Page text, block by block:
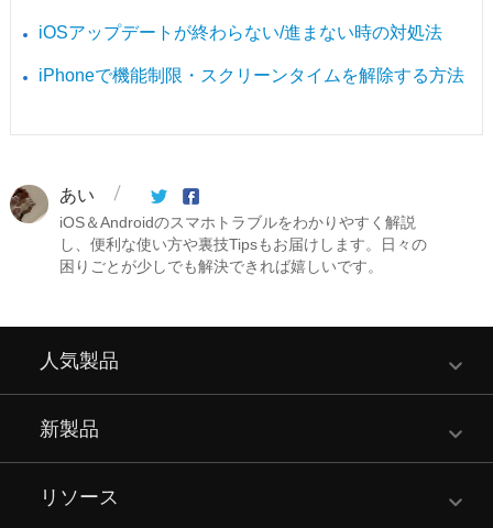
iOSアップデートが終わらない/進まない時の対処法
iPhoneで機能制限・スクリーンタイムを解除する方法
あい
iOS＆Androidのスマホトラブルをわかりやすく解説
し、便利な使い方や裏技Tipsもお届けします。日々の
困りごとが少しでも解決できれば嬉しいです。
人気製品
新製品
リソース